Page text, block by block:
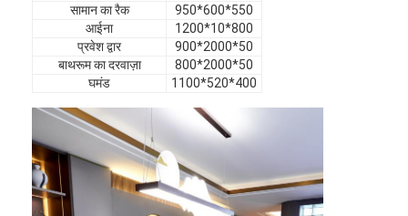
समाचार
मामले
अक्सर पूछे जाने वाले प्रश्न
अब बात करें
सामान का रैक
950*600*550
आईना
1200*10*800
प्रवेश द्वार
900*2000*50
बाथरूम का दरवाज़ा
800*2000*50
घमंड
1100*520*400